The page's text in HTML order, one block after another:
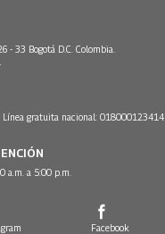
- 33 Bogotá D.C. Colombia.
gratuita nacional: 018000123414
a.m. a 5:00 p.m.
Facebook